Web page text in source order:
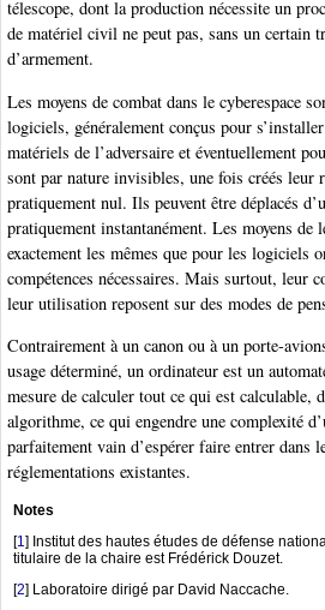
télescope, dont la production nécessite un
de matériel civil ne peut pas, sans un certain
d’armement.
Les moyens de combat dans le cyberespace
logiciels, généralement conçus pour
matériels de l’adversaire et éventuellement
sont par nature invisibles, une fois créés leur
pratiquement nul. Ils peuvent être déplacés
pratiquement instantanément. Les moyens de
exactement les mêmes que pour les logiciels
compétences nécessaires. Mais surtout, leur
leur utilisation reposent sur des modes de
Contrairement à un canon ou à un porte-
usage déterminé, un ordinateur est un
mesure de calculer tout ce qui est calculable,
algorithme, ce qui engendre une complexité
parfaitement vain d’espérer faire entrer dans
réglementations existantes.
Notes
[1 ] Institut des hautes études de défense
titulaire de la chaire est Frédérick Douzet.
[2] Laboratoire dirigé par David Naccache.